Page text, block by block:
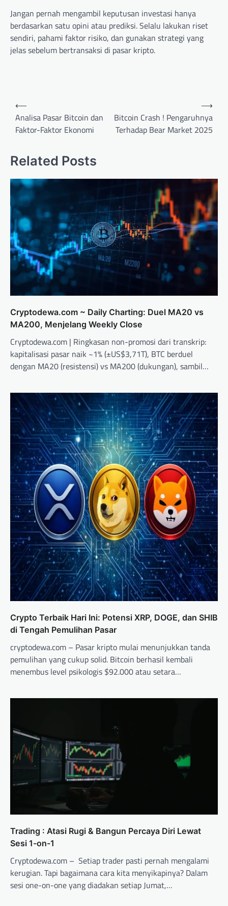
Jangan pernah mengambil keputusan investasi hanya
berdasarkan satu opini atau prediksi. Selalu lakukan riset
sendiri, pahami faktor risiko, dan gunakan strategi yang
jelas sebelum bertransaksi di pasar kripto.
Post
navigation
⟵
Analisa Pasar Bitcoin dan
Faktor-Faktor Ekonomi
Bitcoin Crash ! Pengaruhnya
Terhadap Bear Market 2025
⟶
Related Posts
Cryptodewa.com ~ Daily Charting: Duel MA20 vs
MA200, Menjelang Weekly Close
Cryptodewa.com | Ringkasan non-promosi dari transkrip:
kapitalisasi pasar naik ~1% (±US$3,71T), BTC berduel
dengan MA20 (resistensi) vs MA200 (dukungan), sambil…
Crypto Terbaik Hari Ini: Potensi XRP, DOGE, dan SHIB
di Tengah Pemulihan Pasar
cryptodewa.com – Pasar kripto mulai menunjukkan tanda
pemulihan yang cukup solid. Bitcoin berhasil kembali
menembus level psikologis $92.000 atau setara…
Trading : Atasi Rugi & Bangun Percaya Diri Lewat
Sesi 1-on-1
Cryptodewa.com – Setiap trader pasti pernah mengalami
kerugian. Tapi bagaimana cara kita menyikapinya? Dalam
sesi one-on-one yang diadakan setiap Jumat,…